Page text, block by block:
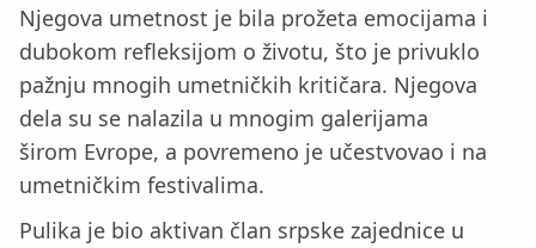
Njegova umetnost je bila prožeta emocijama i
dubokom refleksijom o životu, što je privuklo
pažnju mnogih umetničkih kritičara. Njegova
dela su se nalazila u mnogim galerijama
širom Evrope, a povremeno je učestvovao i na
umetničkim festivalima.
Pulika je bio aktivan član srpske zajednice u